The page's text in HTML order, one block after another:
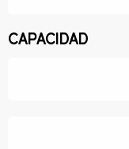
Capacidad